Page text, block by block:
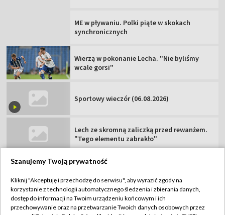
ME w pływaniu. Polki piąte w skokach
synchronicznych
Wierzą w pokonanie Lecha. "Nie byliśmy
wcale gorsi"
Sportowy wieczór (06.08.2026)
Lech ze skromną zaliczką przed rewanżem.
"Tego elementu zabrakło"
TVP
Abonament TVP
Regulamin TVP
Szanujemy Twoją prywatność
Kliknij "Akceptuję i przechodzę do serwisu", aby wyrazić zgody na
korzystanie z technologii automatycznego śledzenia i zbierania danych,
dostęp do informacji na Twoim urządzeniu końcowym i ich
przechowywanie oraz na przetwarzanie Twoich danych osobowych przez